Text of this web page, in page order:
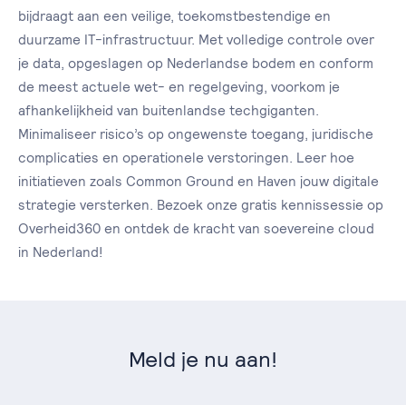
bijdraagt aan een veilige, toekomstbestendige en
duurzame IT-infrastructuur. Met volledige controle over
je data, opgeslagen op Nederlandse bodem en conform
de meest actuele wet- en regelgeving, voorkom je
afhankelijkheid van buitenlandse techgiganten.
Minimaliseer risico’s op ongewenste toegang, juridische
complicaties en operationele verstoringen. Leer hoe
initiatieven zoals Common Ground en Haven jouw digitale
strategie versterken. Bezoek onze gratis kennissessie op
Overheid360 en ontdek de kracht van soevereine cloud
in Nederland!
Meld je nu aan!